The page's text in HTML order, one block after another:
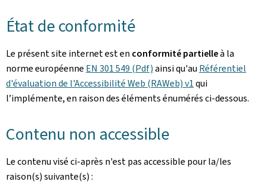
État de conformité
Le présent site internet est en conformité partielleà la
norme européenne EN 301 549 (Pdf)ainsi qu'au Référentiel
d'évaluation de l'Accessibilité Web (RAWeb) v1qui
l’implémente, en raison des éléments énumérés ci-dessous.
Contenu non accessible
Le contenu visé ci-après n'est pas accessible pour la/les
raison(s) suivante(s) :